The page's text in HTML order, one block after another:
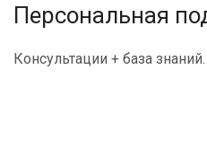
Персональная
Консультации + база знаний.